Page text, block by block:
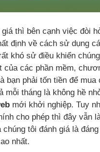
giá thì bên cạnh việc đòi
định về cách sử dụng
khó sử điều khiển
của các phần mềm,
bạn phải tốn tiền để mua
mỗi tháng là không hề
mới khởi nghiệp. Tuy
cho phép thì đây vẫn
chúng tôi đánh giá là
nhất.